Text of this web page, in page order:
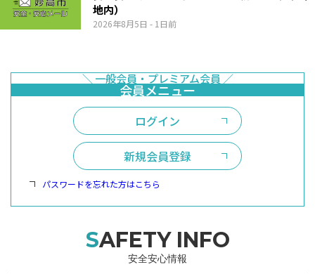
2026年8月5日 - 1日前
地内）
ログイン
新規会員登録
パスワードを忘れた方はこちら
SAFETY INFO
安全安心情報